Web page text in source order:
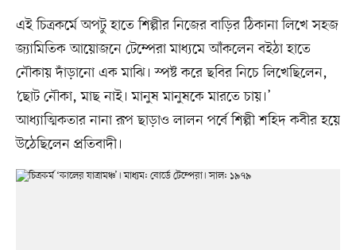
এই চিত্রকর্মে অপটু হাতে শিল্পীর নিজের বাড়ির ঠিকানা লিখে সহজ
জ্যামিতিক আয়োজনে টেম্পেরা মাধ্যমে আঁকলেন বইঠা হাতে
নৌকায় দাঁড়ানো এক মাঝি। স্পষ্ট করে ছবির নিচে লিখেছিলেন,
‘ছোট নৌকা, মাছ নাই। মানুষ মানুষকে মারতে চায়।’
আধ্যাত্মিকতার নানা রূপ ছাড়াও লালন পর্বে শিল্পী শহিদ কবীর হয়ে
উঠেছিলেন প্রতিবাদী।